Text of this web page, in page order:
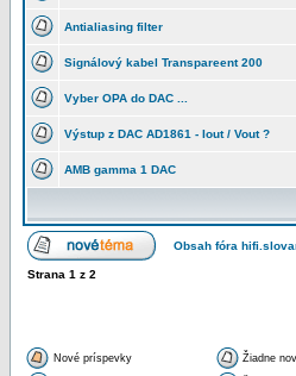
Antialiasing filter
Signálový kabel Transpareent 200
Vyber OPA do DAC ...
Výstup z DAC AD1861 - Iout / Vout ?
AMB gamma 1 DAC
Obsah fóra
Strana 1 z 2
Nové príspevky Žiadne